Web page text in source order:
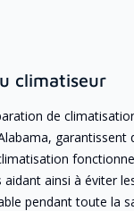
climatiseur
de
garantissent
fonctionne
ainsi à éviter
pendant toute la